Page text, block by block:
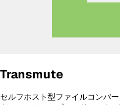
Transmute
セルフホスト型ファイルコンバ